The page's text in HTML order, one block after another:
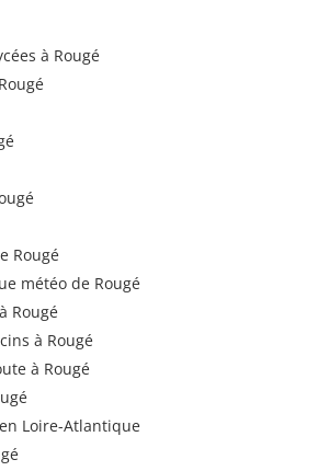
à Rougé
Rougé
météo de Rougé
Rougé
à Rougé
à Rougé
Loire-Atlantique